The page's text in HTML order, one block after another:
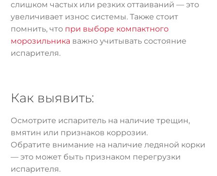
слишком частых или резких оттаиваний — это
увеличивает износ системы. Также стоит
помнить, что при выборе компактного
морозильника важно учитывать состояние
испарителя.
Как выявить:
Осмотрите испаритель на наличие трещин,
вмятин или признаков коррозии.
Обратите внимание на наличие ледяной корки
— это может быть признаком перегрузки
испарителя.